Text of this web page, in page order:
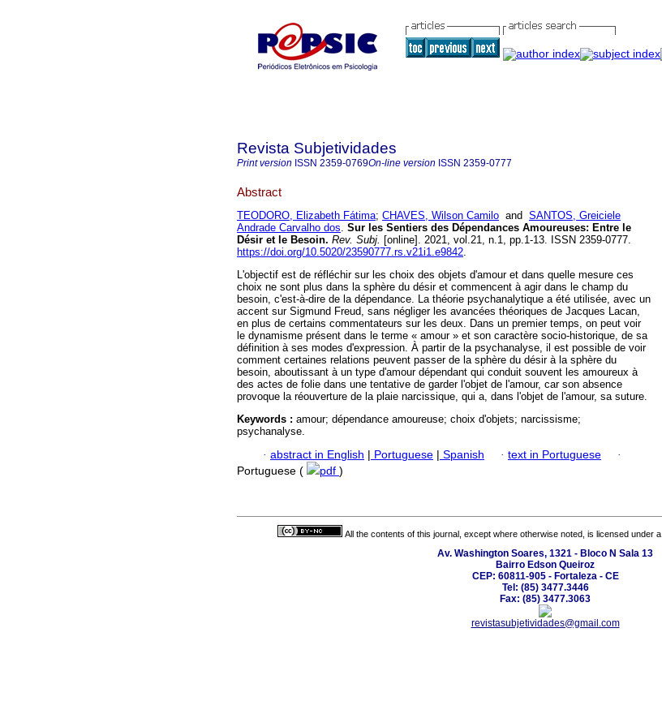
Revista Subjetividades
Print version ISSN 2359-0769On-line version ISSN 2359-0777
Abstract
TEODORO, Elizabeth Fátima; CHAVES, Wilson Camilo and SANTOS, Greiciele
Andrade Carvalho dos. Sur les Sentiers des Dépendances Amoureuses: Entre le
Désir et le Besoin. Rev. Subj. [online]. 2021, vol.21, n.1, pp.1-13. ISSN 2359-0777.
https://doi.org/10.5020/23590777.rs.v21i1.e9842.
L'objectif est de réfléchir sur les choix des objets d'amour et dans quelle mesure ces
choix ne sont plus dans la sphère du désir et commencent à agir dans le champ du
besoin, c'est-à-dire de la dépendance. La théorie psychanalytique a été utilisée, avec un
accent sur Sigmund Freud, sans négliger les avancées théoriques de Jacques Lacan,
en plus de certains commentateurs sur les deux. Dans un premier temps, on peut voir
le dynamisme présent dans le terme « amour » et son caractère socio-historique, de sa
définition à ses modes d'expression. À partir de la psychanalyse, il est possible de voir
comment certaines relations peuvent passer de la sphère du désir à la sphère du
besoin, aboutissant à un type d'amour dépendant qui conduit souvent les amoureux à
des actes de folie dans une tentative de garder l'objet de l'amour, car son absence
provoque la réouverture de la plaie narcissique, qui a, dans l'objet de l'amour, sa suture.
Keywords : amour; dépendance amoureuse; choix d'objets; narcissisme;
psychanalyse.
· abstract in English | Portuguese | Spanish · text in Portuguese
·
Portuguese (
pdf )
All the contents of this journal, except where otherwise noted, is licensed under a
Av. Washington Soares, 1321 - Bloco N Sala 13
Bairro Edson Queiroz
CEP: 60811-905 - Fortaleza - CE
Tel: (85) 3477.3446
Fax: (85) 3477.3063
revistasubjetividades@gmail.com